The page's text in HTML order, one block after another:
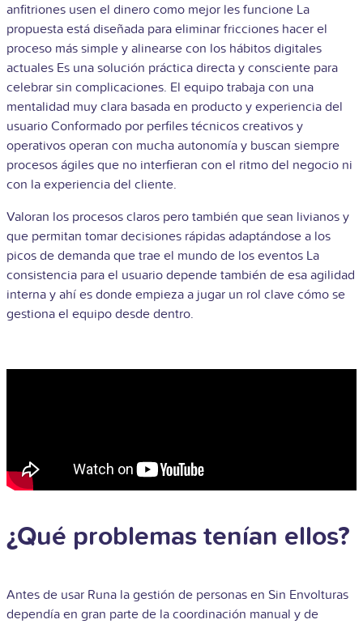
anfitriones usen el dinero como mejor les funcione La
propuesta está diseñada para eliminar fricciones hacer el
proceso más simple y alinearse con los hábitos digitales
actuales Es una solución práctica directa y consciente para
celebrar sin complicaciones. El equipo trabaja con una
mentalidad muy clara basada en producto y experiencia del
usuario Conformado por perfiles técnicos creativos y
operativos operan con mucha autonomía y buscan siempre
procesos ágiles que no interfieran con el ritmo del negocio ni
con la experiencia del cliente.
Valoran los procesos claros pero también que sean livianos y
que permitan tomar decisiones rápidas adaptándose a los
picos de demanda que trae el mundo de los eventos La
consistencia para el usuario depende también de esa agilidad
interna y ahí es donde empieza a jugar un rol clave cómo se
gestiona el equipo desde dentro.
¿Qué problemas tenían ellos?
Antes de usar Runa la gestión de personas en Sin Envolturas
dependía en gran parte de la coordinación manual y de